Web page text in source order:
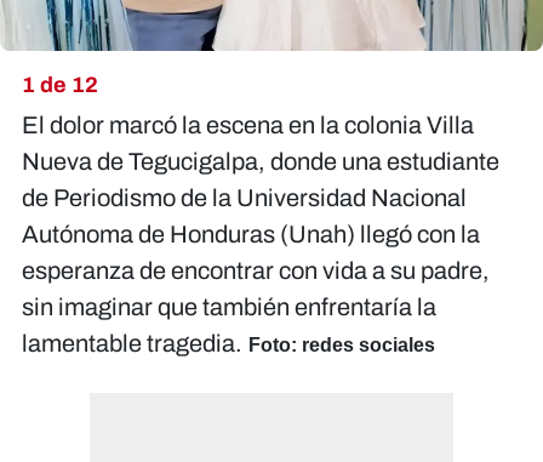
1 de 12
El dolor marcó la escena en la colonia Villa
Nueva de Tegucigalpa, donde una estudiante
de Periodismo de la Universidad Nacional
Autónoma de Honduras (Unah) llegó con la
esperanza de encontrar con vida a su padre,
sin imaginar que también enfrentaría la
lamentable tragedia. Foto: redes sociales